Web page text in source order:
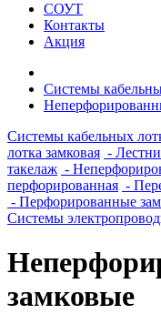
СОУТ
Контакты
Акция
Системы
Системы кабельных
лотка замковая -
такелаж -
перфорированная -
- Перфорированные
Системы
замковые